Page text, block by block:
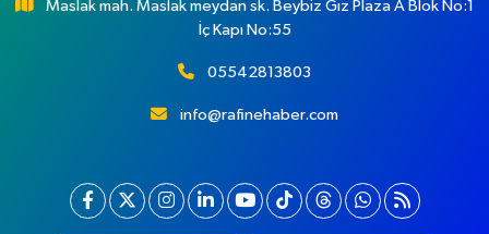
Maslak mah. Maslak meydan sk. Beybiz Gız Plaza A Blok No:1
İç Kapı No:55
05542813803
info@rafinehaber.com